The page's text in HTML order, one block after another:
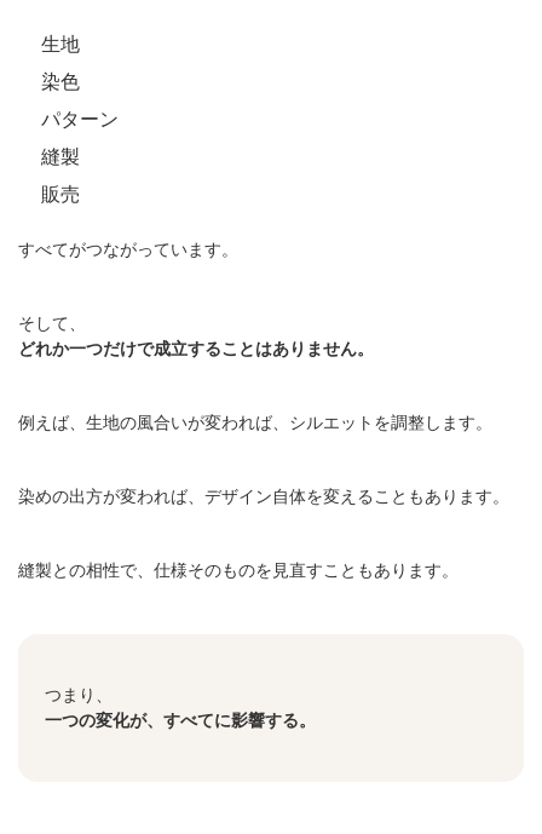
生地
染色
パターン
縫製
販売
すべてがつながっています。
そして、
どれか一つだけで成立することはありません。
例えば、生地の風合いが変われば、シルエットを調整します。
染めの出方が変われば、デザイン自体を変えることもあります。
縫製との相性で、仕様そのものを見直すこともあります。
つまり、
一つの変化が、すべてに影響する。